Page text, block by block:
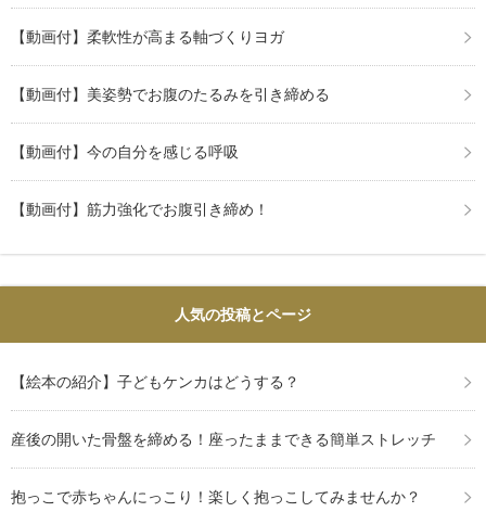
【動画付】柔軟性が高まる軸づくりヨガ
【動画付】美姿勢でお腹のたるみを引き締める
【動画付】今の自分を感じる呼吸
【動画付】筋力強化でお腹引き締め！
人気の投稿とページ
【絵本の紹介】子どもケンカはどうする？
産後の開いた骨盤を締める！座ったままできる簡単ストレッチ
抱っこで赤ちゃんにっこり！楽しく抱っこしてみませんか？